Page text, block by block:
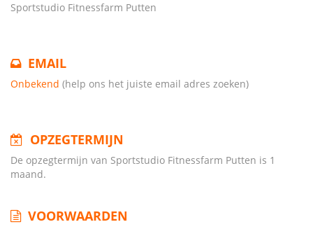
Sportstudio Fitnessfarm Putten
EMAIL
Onbekend (help ons het juiste email adres zoeken)
OPZEGTERMIJN
De opzegtermijn van Sportstudio Fitnessfarm Putten is 1
maand.
VOORWAARDEN